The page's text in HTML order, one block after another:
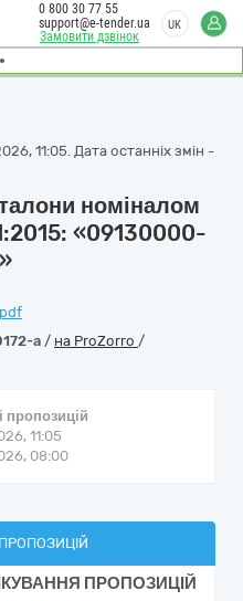
Замовити дзвінок
0 800 30 77 55
support@e-tender.ua
UK
11:05. Дата останніх змін -
номіналом
«09130000-
a / на ProZorro /
пропозицій
11:05
08:00
ПРОПОЗИЦІЙ